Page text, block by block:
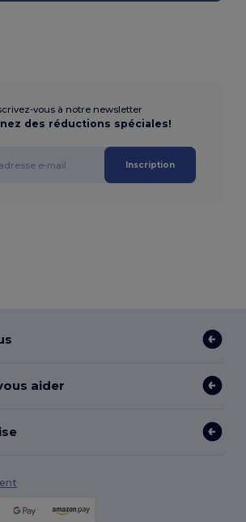
vous à notre newsletter
des réductions spéciales!
Inscription
aider